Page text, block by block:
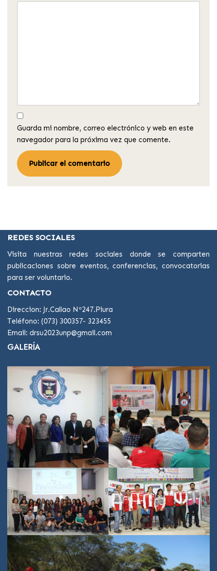
Guarda mi nombre, correo electrónico y web en este
navegador para la próxima vez que comente.
REDES SOCIALES
Visita nuestras redes sociales donde se comparten
publicaciones sobre eventos, conferencias, convocatorias
para ser voluntario.
CONTACTO
Direccion: Jr.Callao Nº247.Piura
Teléfono: (073) 300357- 323455
Email: drsu2023unp@gmail.com
GALERÍA